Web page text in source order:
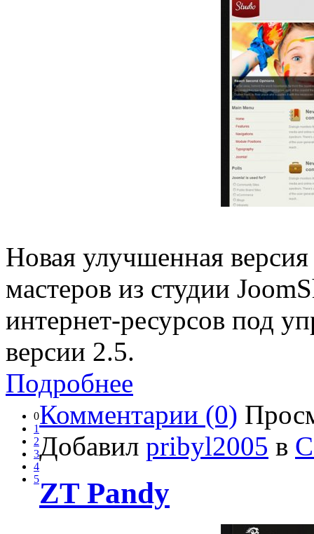
Новая улучшенная
мастеров из студии
интернет-ресурсов под
версии 2.5.
Подробнее
0
1
2
3
4
5
Комментарии (0)
Добавил pribyl2005 в
ZT Pandy